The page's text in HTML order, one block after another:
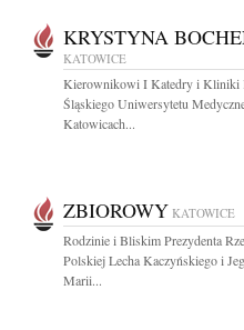
KRYSTYNA
KATOWICE
Kierownikowi I Katedry i Kliniki
Śląskiego Uniwersytetu
Katowicach...
ZBIOROWY KATOWICE
Rodzinie i Bliskim Prezydenta
Polskiej Lecha Kaczyńskiego i
Marii...